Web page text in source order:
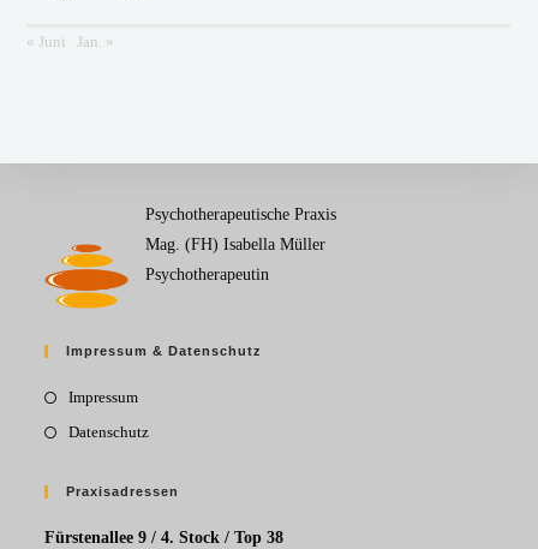
« Juni Jan. »
Psychotherapeutische Praxis
Mag. (FH) Isabella Müller
Psychotherapeutin
Impressum & Datenschutz
Impressum
Datenschutz
Praxisadressen
Fürstenallee 9 / 4. Stock / Top 38